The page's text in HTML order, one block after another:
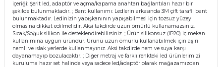
içeriği: Şerit led, adaptör ve açma/kapama anahtarı bağlantıları hazır bir
şekilde bulunmaktadır. ; Bant kullanımı: Ledlerin arkasında 3M çift taraflı bant
bulunmaktadır. Ledinizin yapışkanının yapışabilmesi için tozsuz yüzey
olmasına dikkat edilmelidir. Aksi takdirde uzun ömürlü kullanamazsınız.
Sıcak/Soğuk silikon ile desteklendirebilirsiniz. ; Ürün silikonsuz (IP20) iç mekan
kullanımına uygun üründür. Ürünü uzun ömürlü kullanabilmek için aşırı
nemli ve ıslak yerlerde kullanmayınız. Aksi takdirde nem ve suya karşı
dayanamayıp bozulacaktır. ; Diğer metraj ve farklı renkteki led ürünlerimizi
kuruluma hazır set halinde veya sadece led/adaptör olarak mağazamızdan